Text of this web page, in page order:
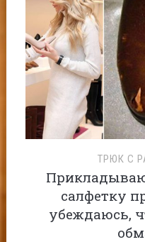
ТРЮК С
салфетку
убеждаюсь,